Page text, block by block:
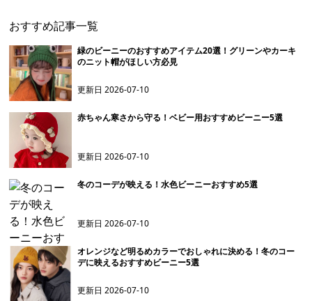
おすすめ記事一覧
緑のビーニーのおすすめアイテム20選！グリーンやカーキ
のニット帽がほしい方必見
更新日2026-07-10
赤ちゃん寒さから守る！ベビー用おすすめビーニー5選
更新日2026-07-10
冬のコーデが映える！水色ビーニーおすすめ5選
更新日2026-07-10
オレンジなど明るめカラーでおしゃれに決める！冬のコー
デに映えるおすすめビーニー5選
更新日2026-07-10